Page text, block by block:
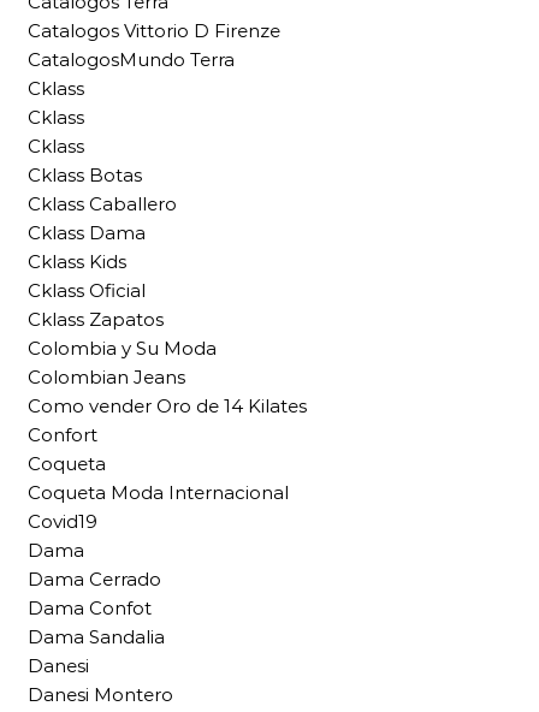
Catalogos Vittorio D Firenze
CatalogosMundo Terra
Cklass
Cklass
Cklass
Cklass Botas
Cklass Caballero
Cklass Dama
Cklass Kids
Cklass Oficial
Cklass Zapatos
Colombia y Su Moda
Colombian Jeans
Como vender Oro de 14 Kilates
Confort
Coqueta
Coqueta Moda Internacional
Covid19
Dama
Dama Cerrado
Dama Confot
Dama Sandalia
Danesi
Danesi Montero